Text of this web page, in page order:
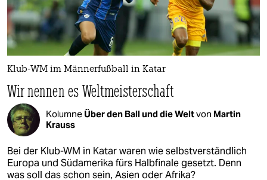
Klub-WM im Männerfußball in Katar
Wir nennen es Weltmeisterschaft
Kolumne Über den Ball und die Weltvon Martin
Krauss
Bei der Klub-WM in Katar waren wie selbstverständlich
Europa und Südamerika fürs Halbfinale gesetzt. Denn
was soll das schon sein, Asien oder Afrika?